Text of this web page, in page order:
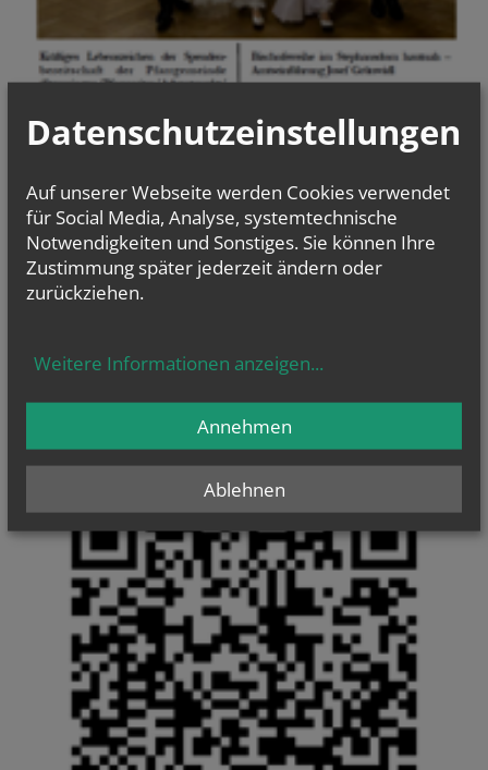
Um welchen Preis kann ein Mensch sein Leben zurückkaufen?
Datenschutzeinstellungen
Auf unserer Webseite werden Cookies verwendet
für Social Media, Analyse, systemtechnische
Notwendigkeiten und Sonstiges. Sie können Ihre
Zustimmung später jederzeit ändern oder
zurückziehen.
Weitere Informationen anzeigen...
Ablehnen
Annehmen